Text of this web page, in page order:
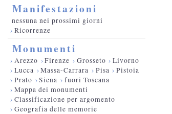
Manifestazioni
nessuna nei prossimi giorni
› Ricorrenze
Monumenti
› Arezzo ›Firenze › Grosseto › Livorno
› Lucca ›Massa-Carrara › Pisa › Pistoia
› Prato ›Siena › fuori Toscana
› Mappa dei monumenti
› Classificazione per argomento
› Geografia delle memorie